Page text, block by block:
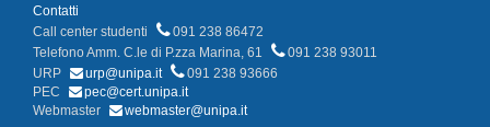
Contatti
Call center studenti
091 238 86472
Telefono Amm. C.le di P.zza Marina, 61
091 238 93011
URP
urp@unipa.it
091 238 93666
PEC
pec@cert.unipa.it
Webmaster
webmaster@unipa.it